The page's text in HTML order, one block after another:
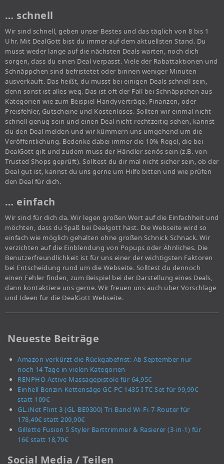
… schnell
Wir sind schnell, geben unser Bestes und das täglich von 8 bis 1
Uhr. Mit DealGott bist du immer auf dem aktuellsten Stand. Du
musst weder lange auf die nächsten Deals warten, noch dich
sorgen, dass du einen Deal verpasst. Viele der Rabattaktionen und
Schnäppchen sind befristetet oder binnen weniger Minuten
ausverkauft. Das heißt, du musst bei einigen Deals schnell sein,
denn sonst ist alles weg. Das ist oft der Fall bei Schnäppchen aus
Kategorien wie zum Beispiel Handyverträge, Finanzen, oder
Preisfehler, Gutscheine und Kostenloses. Sollten wir einmal nicht
schnell genug sein und einen Deal nicht rechtzeitig sehen, kannst
du den Deal melden und wir kümmern uns umgehend um die
Veröffentlichung. Bedenke dabei immer die 10% Regel, die bei
DealGott gilt und zudem muss der Händler seriös sein (z.B. von
Trusted Shops geprüft). Solltest du dir mal nicht sicher sein, ob der
Deal gut ist, kannst du uns gerne um Hilfe bitten und wie prüfen
den Deal für dich.
… einfach
Wir sind für dich da. Wir legen großen Wert auf die Einfachheit und
möchten, dass du Spaß bei Dealgott hast. Die Webseite wird so
einfach wie möglich gehalten ohne großen Schnick Schnack. Wir
verzichten auf die Einblendung von Popups oder Ähnliches. Die
Benutzerfreundlichkeit ist für uns einer der wichtigsten Faktoren
bei Entscheidung rund um die Webseite. Solltest du dennoch
einen Fehler finden, zum Beispiel bei der Darstellung eines Deals,
dann kontaktiere uns gerne. Wir freuen uns auch über Vorschläge
und Ideen für die DealGott Webseite.
Neueste Beiträge
Amazon verkürzt die Rückgabefrist: Ab September nur
noch 14 Tage in vielen Kategorien
RENPHO Active Massagepistole für 64,95€
Einhell Benzin-Kettensäge GC-PC 1435 I TC Set für 99,99€
statt 109€
GL.iNet Flint 3 (GL-BE9300) Tri-Band Wi-Fi-7-Router für
178,49€ statt 209,90€
Gillette Fusion 5 Styler Barttrimmer & Rasierer (3-in-1) für
16€ statt 18,79€
Social Media / Teilen